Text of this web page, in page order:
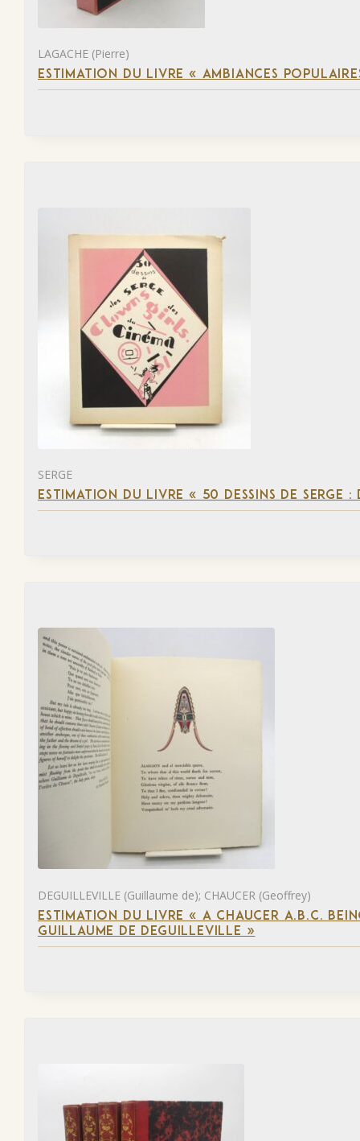
LAGACHE (Pierre)
ESTIMATION DU LIVRE « AMBIANCES
SERGE
ESTIMATION DU LIVRE « 50 DESSINS DE SERGE
DEGUILLEVILLE (Guillaume de); CHAUCER (Geoffrey)
ESTIMATION DU LIVRE « A CHAUCER A.B.C.
GUILLAUME DE DEGUILLEVILLE »